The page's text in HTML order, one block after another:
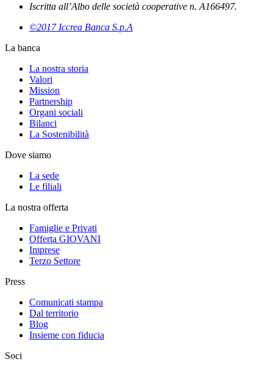
Iscritta all’Albo delle società cooperative n. A166497.
©2017 Iccrea Banca S.p.A
La banca
La nostra storia
Valori
Mission
Partnership
Organi sociali
Bilanci
La Sostenibilità
Dove siamo
La sede
Le filiali
La nostra offerta
Famiglie e Privati
Offerta GIOVANI
Imprese
Terzo Settore
Press
Comunicati stampa
Dal territorio
Blog
Insieme con fiducia
Soci